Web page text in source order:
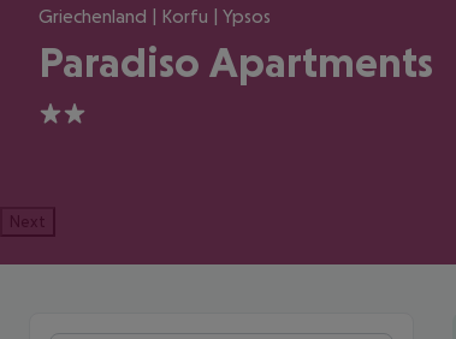
Griechenland | Korfu | Ypsos
Paradiso Apartments
2
Next